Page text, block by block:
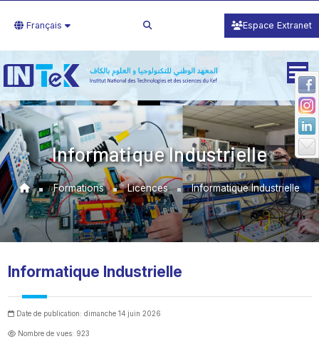
Français Espace Extranet
Informatique Industrielle
Formations Licences Informatique Industrielle
Informatique Industrielle
Date de publication: dimanche 14 juin 2026
Nombre de vues: 923